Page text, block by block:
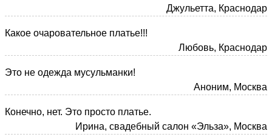
Джульетта, Краснодар
Какое очаровательное платье!!!
Любовь, Краснодар
Это не одежда мусульманки!
Аноним, Москва
Конечно, нет. Это просто платье.
Ирина, свадебный салон «Эльза», Москва